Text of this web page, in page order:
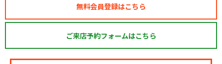
無料会員登録はこちら
ご来店予約フォームはこちら